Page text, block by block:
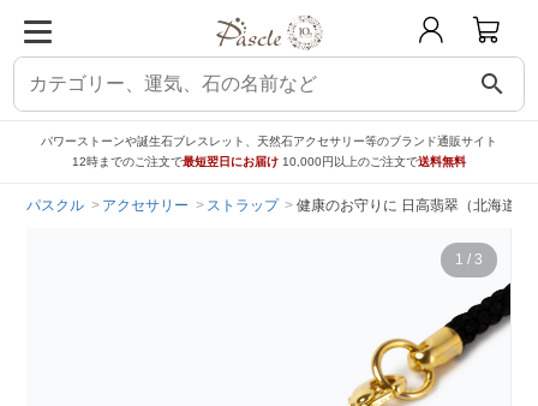
search
パワーストーンや誕生石ブレスレット、天然石アクセサリー等のブランド通販サイト
12時までのご注文で最短翌日にお届け 10,000円以上のご注文で送料無料
パスクル アクセサリー ストラップ 健康のお守りに 日高翡翠（北海道）
1 / 3